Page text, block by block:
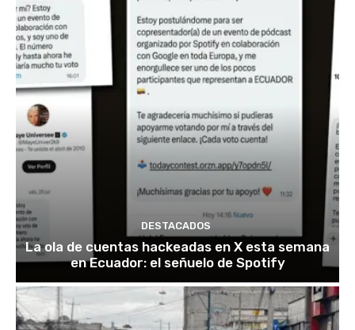
DESTACADOS
La ola de cuentas hackeadas en X esta semana
en Ecuador: el señuelo de Spotify